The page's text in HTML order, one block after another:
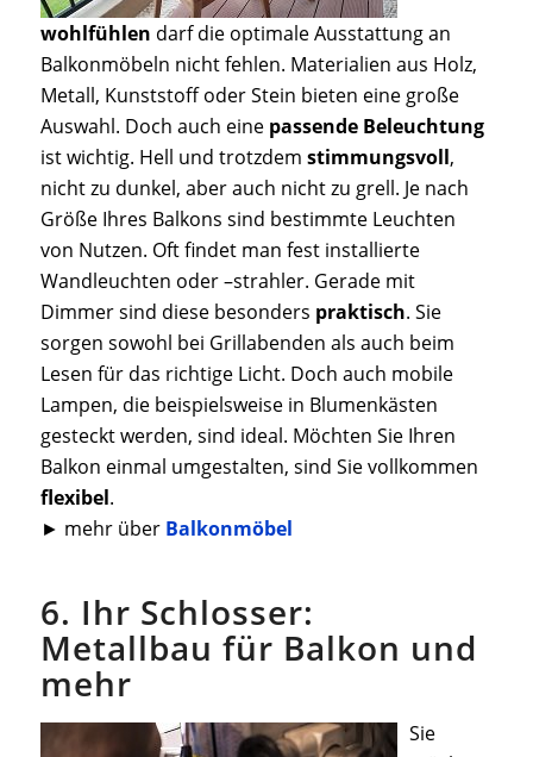
wohlfühlen darf die optimale Ausstattung an
Balkonmöbeln nicht fehlen. Materialien aus Holz,
Metall, Kunststoff oder Stein bieten eine große
Auswahl. Doch auch eine passende Beleuchtung
ist wichtig. Hell und trotzdem stimmungsvoll,
nicht zu dunkel, aber auch nicht zu grell. Je nach
Größe Ihres Balkons sind bestimmte Leuchten
von Nutzen. Oft findet man fest installierte
Wandleuchten oder –strahler. Gerade mit
Dimmer sind diese besonders praktisch. Sie
sorgen sowohl bei Grillabenden als auch beim
Lesen für das richtige Licht. Doch auch mobile
Lampen, die beispielsweise in Blumenkästen
gesteckt werden, sind ideal. Möchten Sie Ihren
Balkon einmal umgestalten, sind Sie vollkommen
flexibel.
► mehr über Balkonmöbel
6. Ihr Schlosser:
Metallbau für Balkon und
mehr
Sie